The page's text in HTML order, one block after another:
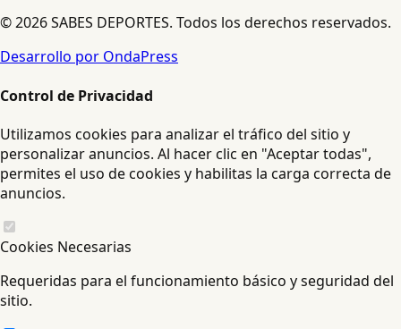
© 2026 SABES DEPORTES. Todos los derechos reservados.
Desarrollo por OndaPress
Control de Privacidad
Utilizamos cookies para analizar el tráfico del sitio y
personalizar anuncios. Al hacer clic en "Aceptar todas",
permites el uso de cookies y habilitas la carga correcta de
anuncios.
Cookies Necesarias
Requeridas para el funcionamiento básico y seguridad del
sitio.